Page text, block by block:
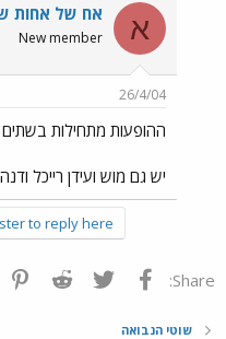
א אח של אחות
New member
26/4/04
ההופעות מתחילות
יש גם מוש ועידן רייכל
to reply here.
Share: פייסבוק Twitter
Reddit
שוטי הנבואה